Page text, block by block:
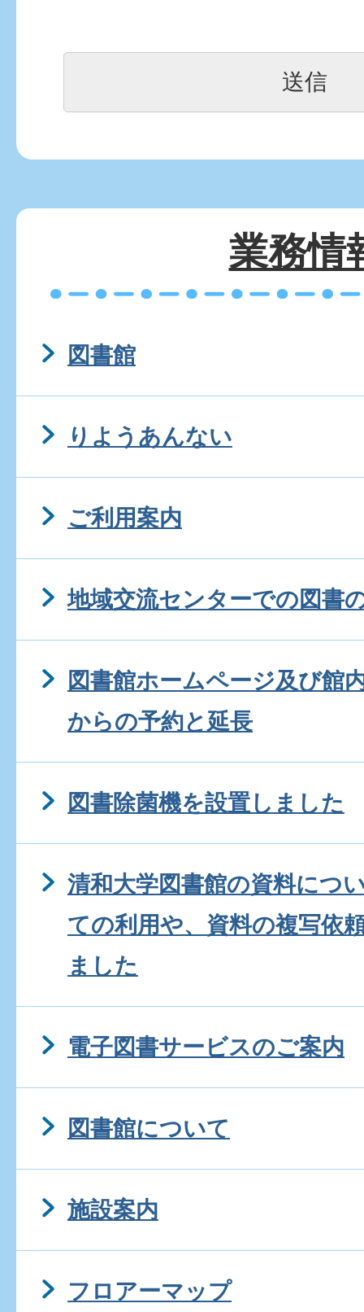
業務情
図書館
りようあんない
ご利用案内
地域交流センターでの図書
図書館ホームページ及び館
からの予約と延長
図書除菌機を設置しました
清和大学図書館の資料につ
ての利用や、資料の複写依
ました
電子図書サービスのご案内
図書館について
施設案内
フロアーマップ